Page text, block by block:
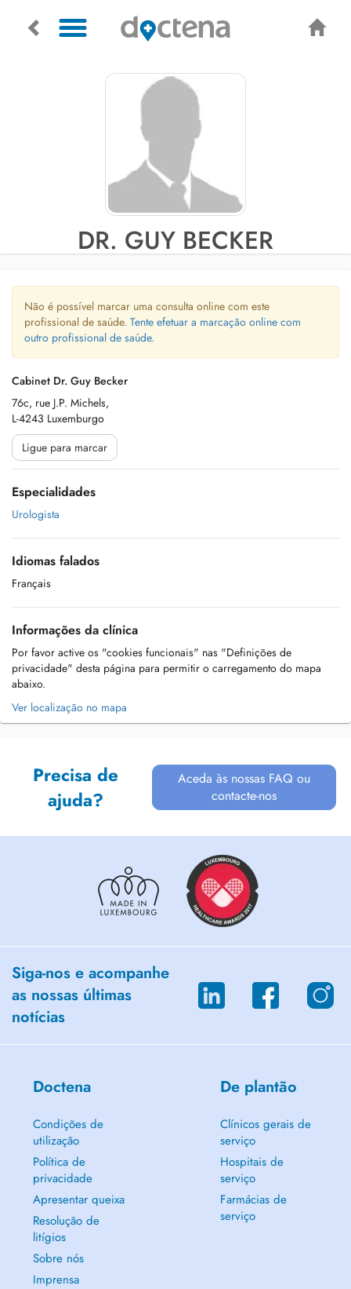
DR. GUY BECKER
Não é possível marcar uma consulta online com este
profissional de saúde. Tente efetuar a marcação online com
outro profissional de saúde.
Cabinet Dr. Guy Becker
76c, rue J.P. Michels,
L-4243 Luxemburgo
Ligue para marcar
Especialidades
Urologista
Idiomas falados
Français
Informações da clínica
Por favor active os "cookies funcionais" nas "Definições de
privacidade" desta página para permitir o carregamento do mapa
abaixo.
Ver localização no mapa
Precisa de
ajuda?
Aceda às nossas FAQ ou
contacte-nos
Siga-nos e acompanhe
as nossas últimas
notícias
Doctena
Condições de
utilização
Política de
privacidade
Apresentar queixa
Resolução de
litígios
Sobre nós
Imprensa
De plantão
Clínicos gerais de
serviço
Hospitais de
serviço
Farmácias de
serviço